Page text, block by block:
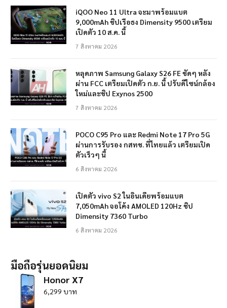
iQOO Neo 11 Ultra จะมาพร้อมแบต
9,000mAh ชิปเรือธง Dimensity 9500 เตรียม
เปิดตัว 10 ส.ค. นี้
7 สิงหาคม 2026
หลุดภาพ Samsung Galaxy S26 FE ชัดๆ หลัง
ผ่าน FCC เตรียมเปิดตัว ก.ย. นี้ ปรับดีไซน์กล้อง
ใหม่และชิป Exynos 2500
7 สิงหาคม 2026
POCO C95 Pro และ Redmi Note 17 Pro 5G
ผ่านการรับรอง กสทช. ที่ไทยแล้ว เตรียมเปิด
ตัวเร็วๆ นี้
6 สิงหาคม 2026
เปิดตัว vivo S2 ในอินเดียพร้อมแบต
7,050mAh จอโค้ง AMOLED 120Hz ชิป
Dimensity 7360 Turbo
6 สิงหาคม 2026
มือถือรุ่นยอดนิยม
Honor X7
6,299 บาท